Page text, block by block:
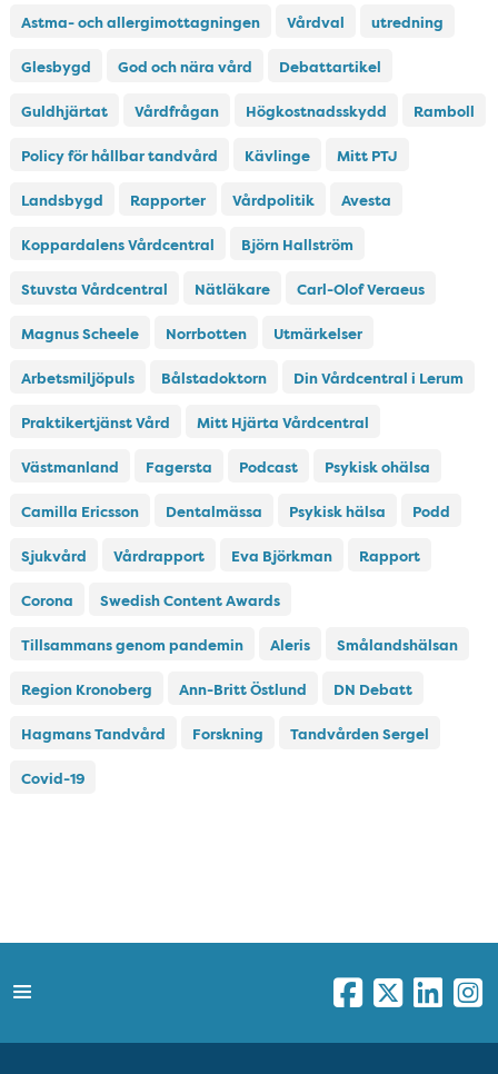
Astma- och allergimottagningen Vårdval utredning
Glesbygd God och nära vård Debattartikel
Guldhjärtat Vårdfrågan Högkostnadsskydd Ramboll
Policy för hållbar tandvård Kävlinge Mitt PTJ
Landsbygd Rapporter Vårdpolitik Avesta
Koppardalens Vårdcentral Björn Hallström
Stuvsta Vårdcentral Nätläkare Carl-Olof Veraeus
Magnus Scheele Norrbotten Utmärkelser
Arbetsmiljöpuls Bålstadoktorn Din Vårdcentral i Lerum
Praktikertjänst Vård Mitt Hjärta Vårdcentral
Västmanland Fagersta Podcast Psykisk ohälsa
Camilla Ericsson Dentalmässa Psykisk hälsa Podd
Sjukvård Vårdrapport Eva Björkman Rapport
Corona Swedish Content Awards
Tillsammans genom pandemin Aleris Smålandshälsan
Region Kronoberg Ann-Britt Östlund DN Debatt
Hagmans Tandvård Forskning Tandvården Sergel
Covid-19